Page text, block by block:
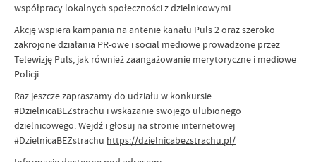
współpracy lokalnych społeczności z dzielnicowymi.
Akcję wspiera kampania na antenie kanału Puls 2 oraz szeroko
zakrojone działania PR-owe i social mediowe prowadzone przez
Telewizję Puls, jak również zaangażowanie merytoryczne i mediowe
Policji.
Raz jeszcze zapraszamy do udziału w konkursie
#DzielnicaBEZstrachu i wskazanie swojego ulubionego
dzielnicowego. Wejdź i głosuj na stronie internetowej
#DzielnicaBEZstrachu https://dzielnicabezstrachu.pl/